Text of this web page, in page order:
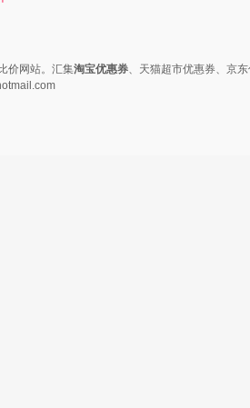
价网站。汇集淘宝优惠券、天猫超市优惠券、京